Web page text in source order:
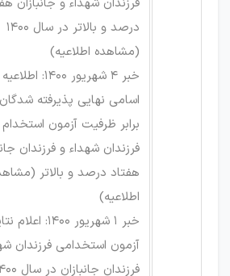
درصد و بالاتر در سال 1400
(مشاهده اطلاعیه)
خبر 4 شهریور 1400: اطلاعیه
اسامی نهایی پذیرفته
برابر ظرفیت آزمون استخدام
فرزندان شهداء و فرزندان
هفتاد درصد و بالاتر (
اطلاعیه)
خبر 1 شهریور 1400:
آزمون استخدامی فرزندان
فرزندان جانبازان